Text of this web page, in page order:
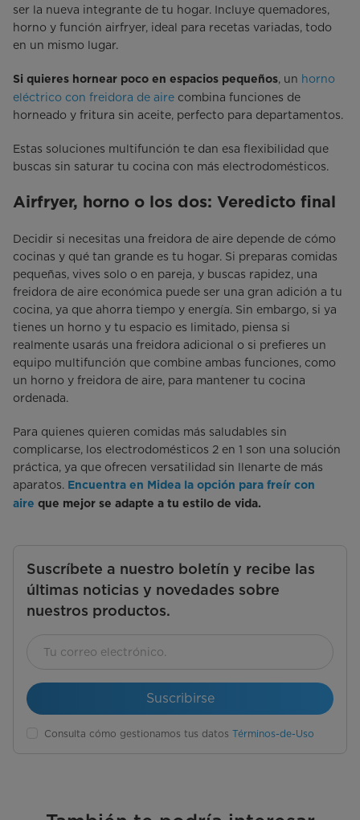
ser la nueva integrante de tu hogar. Incluye quemadores,
horno y función airfryer, ideal para recetas variadas, todo
en un mismo lugar.
Si quieres hornear poco en espacios pequeños, un horno
eléctrico con freidora de aire combina funciones de
horneado y fritura sin aceite, perfecto para departamentos.
Estas soluciones multifunción te dan esa flexibilidad que
buscas sin saturar tu cocina con más electrodomésticos.
Airfryer, horno o los dos: Veredicto final
Decidir si necesitas una freidora de aire depende de cómo
cocinas y qué tan grande es tu hogar. Si preparas comidas
pequeñas, vives solo o en pareja, y buscas rapidez, una
freidora de aire económica puede ser una gran adición a tu
cocina, ya que ahorra tiempo y energía. Sin embargo, si ya
tienes un horno y tu espacio es limitado, piensa si
realmente usarás una freidora adicional o si prefieres un
equipo multifunción que combine ambas funciones, como
un horno y freidora de aire, para mantener tu cocina
ordenada.
Para quienes quieren comidas más saludables sin
complicarse, los electrodomésticos 2 en 1 son una solución
práctica, ya que ofrecen versatilidad sin llenarte de más
aparatos. Encuentra en Midea la opción para freír con
aire que mejor se adapte a tu estilo de vida.
Suscríbete a nuestro boletín y recibe las
últimas noticias y novedades sobre
nuestros productos.
Suscribirse
Consulta cómo gestionamos tus datos Términos-de-Uso